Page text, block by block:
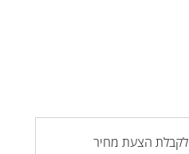
לקבלת הצעת מחיר